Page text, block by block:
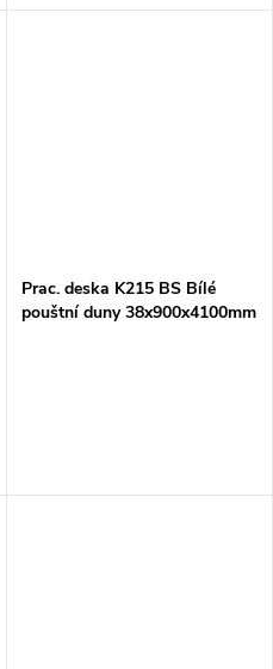
Prac. deska K215 BS Bílé
pouštní duny 38x900x4100mm